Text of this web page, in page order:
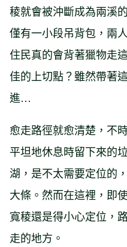
稜就會被沖斷成為兩溪
僅有一小段吊背包，兩
住民真的會背著獵物走
佳的上切點？雖然帶著
進…
愈走路徑就愈清楚，不
平坦地休息時留下來的
湖，是不太需要定位的
大條。然而在這裡，即
寬稜還是得小心定位，
走的地方。